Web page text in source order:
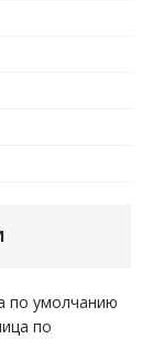
по умолчанию
по